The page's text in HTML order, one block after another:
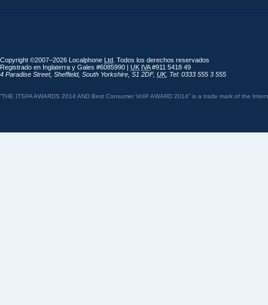
Copyright ©2007–2026 Localphone Ltd . Todos los derechos reservados
Registrado en Inglaterra y Gales #6085990 | UK IVA#911 5418 49
4 Paradise Street, Sheffield, South Yorkshire S1 2DF, UK, Tel: 0333 555 3 555
“THE ITSPA AWARDS 2014 AND Best Consumer VoIP AWARD 2014” is a trade mark of the